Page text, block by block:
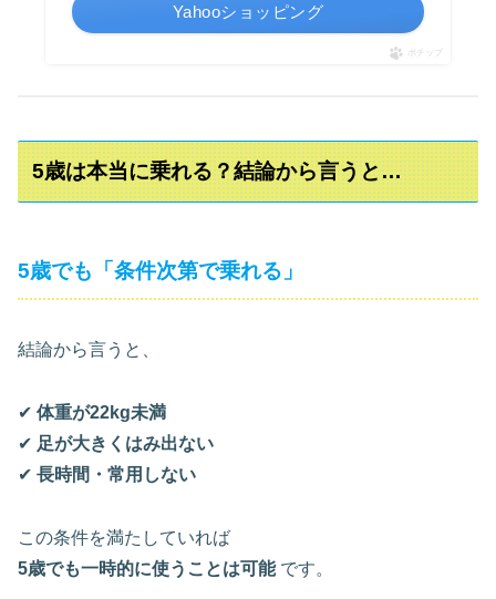
Yahooショッピング
ポチップ
5歳は本当に乗れる？結論から言うと…
5歳でも「条件次第で乗れる」
結論から言うと、
✔ 体重が22kg未満
✔ 足が大きくはみ出ない
✔ 長時間・常用しない
この条件を満たしていれば
5歳でも一時的に使うことは可能です。